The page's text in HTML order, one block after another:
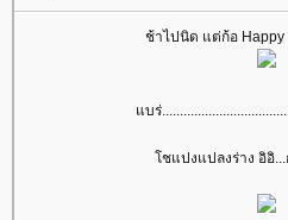
ช้าไปนิด แต่ก้อ Happy
แบร่
โชแปงแปลงร่าง อิอิ